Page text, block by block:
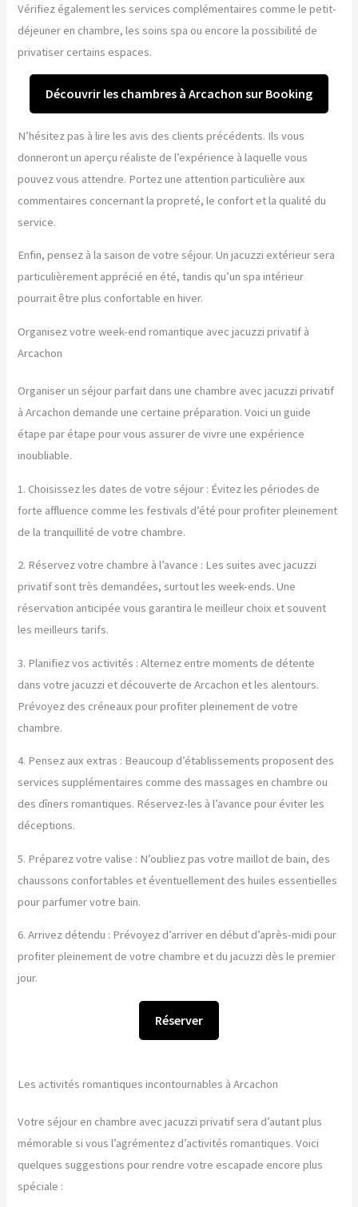
Vérifiez également les services complémentaires comme le petit-
déjeuner en chambre, les soins spa ou encore la possibilité de
privatiser certains espaces.
Découvrir les chambres à Arcachon sur Booking
N’hésitez pas à lire les avis des clients précédents. Ils vous
donneront un aperçu réaliste de l’expérience à laquelle vous
pouvez vous attendre. Portez une attention particulière aux
commentaires concernant la propreté, le confort et la qualité du
service.
Enfin, pensez à la saison de votre séjour. Un jacuzzi extérieur sera
particulièrement apprécié en été, tandis qu’un spa intérieur
pourrait être plus confortable en hiver.
Organisez votre week-end romantique avec jacuzzi privatif à
Arcachon
Organiser un séjour parfait dans une chambre avec jacuzzi privatif
à Arcachon demande une certaine préparation. Voici un guide
étape par étape pour vous assurer de vivre une expérience
inoubliable.
1. Choisissez les dates de votre séjour : Évitez les périodes de
forte affluence comme les festivals d’été pour profiter pleinement
de la tranquillité de votre chambre.
2. Réservez votre chambre à l’avance : Les suites avec jacuzzi
privatif sont très demandées, surtout les week-ends. Une
réservation anticipée vous garantira le meilleur choix et souvent
les meilleurs tarifs.
3. Planifiez vos activités : Alternez entre moments de détente
dans votre jacuzzi et découverte de Arcachon et les alentours.
Prévoyez des créneaux pour profiter pleinement de votre
chambre.
4. Pensez aux extras : Beaucoup d’établissements proposent des
services supplémentaires comme des massages en chambre ou
des dîners romantiques. Réservez-les à l’avance pour éviter les
déceptions.
5. Préparez votre valise : N’oubliez pas votre maillot de bain, des
chaussons confortables et éventuellement des huiles essentielles
pour parfumer votre bain.
6. Arrivez détendu : Prévoyez d’arriver en début d’après-midi pour
profiter pleinement de votre chambre et du jacuzzi dès le premier
jour.
Réserver
Les activités romantiques incontournables à Arcachon
Votre séjour en chambre avec jacuzzi privatif sera d’autant plus
mémorable si vous l’agrémentez d’activités romantiques. Voici
quelques suggestions pour rendre votre escapade encore plus
spéciale :